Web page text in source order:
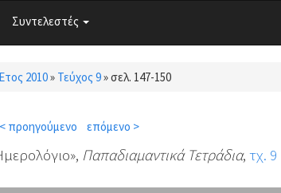
Συντελεστές
2010» Τεύχος 9»σελ. 147-150
< προηγούμενο επόμενο >
Παπαδιαμαντικά Τετράδια, τχ. 9